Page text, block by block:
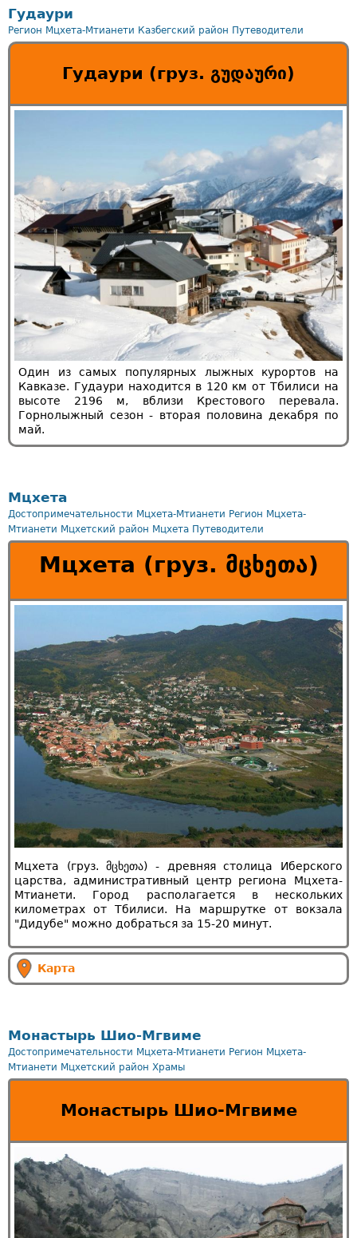
Гудаури
Регион Мцхета-Мтианети Казбегский район Путеводители
Гудаури (груз. გუდაური)
Один из самых популярных лыжных курортов на
Кавказе. Гудаури находится в 120 км от Тбилиси на
высоте 2196 м, вблизи Крестового перевала.
Горнолыжный сезон - вторая половина декабря по
май.
Мцхета
Достопримечательности Мцхета-Мтианети Регион Мцхета-
Мтианети Мцхетский район Мцхета Путеводители
Мцхета (груз. მცხეთა)
Мцхета (груз. მცხეთა) - древняя столица Иберского
царства, административный центр региона Мцхета-
Мтианети. Город располагается в нескольких
километрах от Тбилиси. На маршрутке от вокзала
"Дидубе" можно добраться за 15-20 минут.
Карта
Монастырь Шио-Мгвиме
Достопримечательности Мцхета-Мтианети Регион Мцхета-
Мтианети Мцхетский район Храмы
Монастырь Шио-Мгвиме